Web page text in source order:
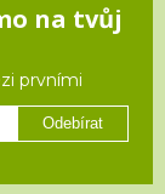
na tvůj
prvními
Odebírat